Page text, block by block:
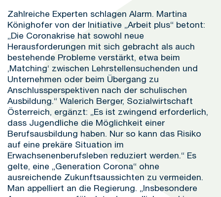
Zahlreiche Experten schlagen Alarm. Martina
Könighofer von der Initiative „Arbeit plus“ betont:
„Die Coronakrise hat sowohl neue
Herausforderungen mit sich gebracht als auch
bestehende Probleme verstärkt, etwa beim
,Matching‘ zwischen Lehrstellensuchenden und
Unternehmen oder beim Übergang zu
Anschlussperspektiven nach der schulischen
Ausbildung.“ Walerich Berger, Sozialwirtschaft
Österreich, ergänzt: „Es ist zwingend erforderlich,
dass Jugendliche die Möglichkeit einer
Berufsausbildung haben. Nur so kann das Risiko
auf eine prekäre Situation im
Erwachsenenberufsleben reduziert werden.“ Es
gelte, eine „Generation Corona“ ohne
ausreichende Zukunftsaussichten zu vermeiden.
Man appelliert an die Regierung. „Insbesondere